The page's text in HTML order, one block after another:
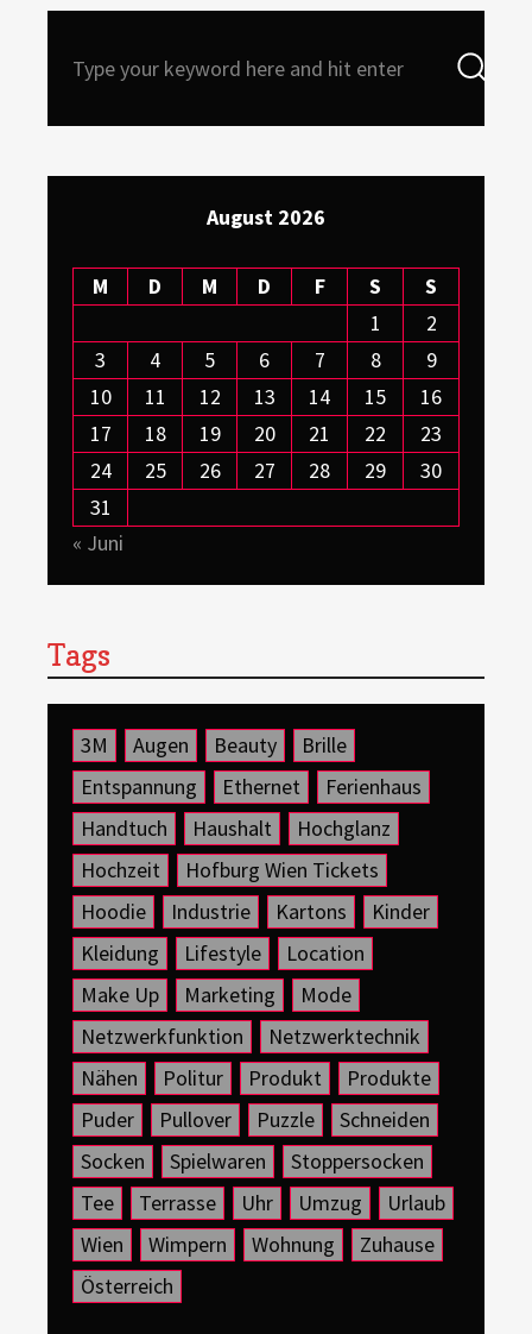
for:
August 2026
M D M D F S
S
1
2
3
4 5 6 7 8
9
10
11 12 13 14 15
16
17
18 19 20 21 22
23
24
25 26 27 28 29
30
31
« Juni
Tags
3M Augen Beauty
Brille
Entspannung
Ethernet
Ferienhaus
Handtuch
Haushalt
Hochglanz
Hochzeit
Hofburg Wien Tickets
Hoodie
Industrie Kartons
Kinder
Kleidung
Lifestyle
Location
Make Up
Marketing
Mode
Netzwerkfunktion
Netzwerktechnik
Nähen
Politur Produkt
Produkte
Puder
Pullover Puzzle
Schneiden
Socken
Spielwaren
Stoppersocken
Tee
Terrasse Uhr Umzug
Urlaub
Wien
Wimpern Wohnung
Zuhause
Österreich